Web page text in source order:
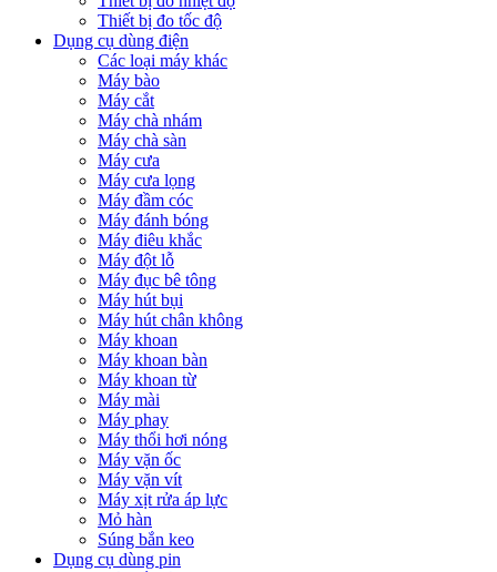
Thiết bị đo tốc độ
Dụng cụ dùng điện
Các loại máy khác
Máy bào
Máy cắt
Máy chà nhám
Máy chà sàn
Máy cưa
Máy cưa lọng
Máy đầm cóc
Máy đánh bóng
Máy điêu khắc
Máy đột lỗ
Máy đục bê tông
Máy hút bụi
Máy hút chân không
Máy khoan
Máy khoan bàn
Máy khoan từ
Máy mài
Máy phay
Máy thổi hơi nóng
Máy vặn ốc
Máy vặn vít
Máy xịt rửa áp lực
Mỏ hàn
Súng bắn keo
Dụng cụ dùng pin